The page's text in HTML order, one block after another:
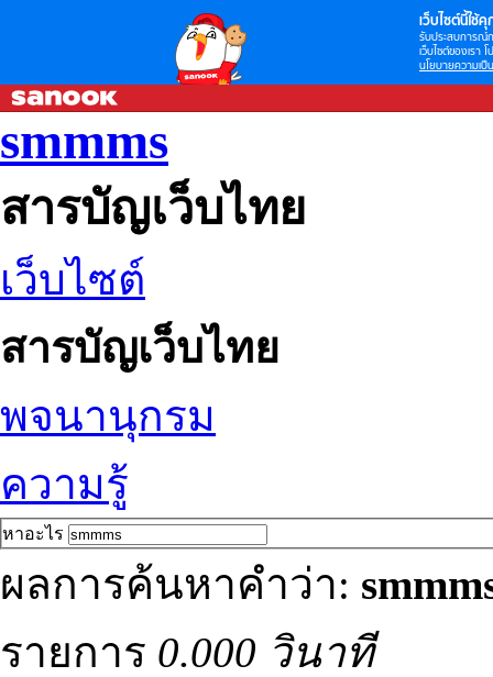
เว็บไซต์นี้ใช้คุ
รับประสบการณ์
เว็บไซต์ของเรา
นโยบายความเป็
smmms
สารบัญเว็บไทย
เว็บไซต์
สารบัญเว็บไทย
พจนานุกรม
ความรู้
หาอะไร
ผลการค้นหาคำว่า:
รายการ 0.000 วินาที